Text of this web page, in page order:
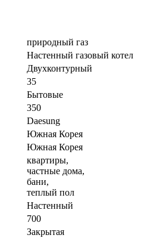
природный газ
Настенный газовый котел
Двухконтурный
35
Бытовые
350
Daesung
Южная Корея
Южная Корея
квартиры,
частные дома,
бани,
теплый пол
Настенный
700
Закрытая